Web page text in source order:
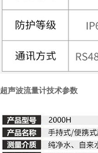
超声波流量计技术参数